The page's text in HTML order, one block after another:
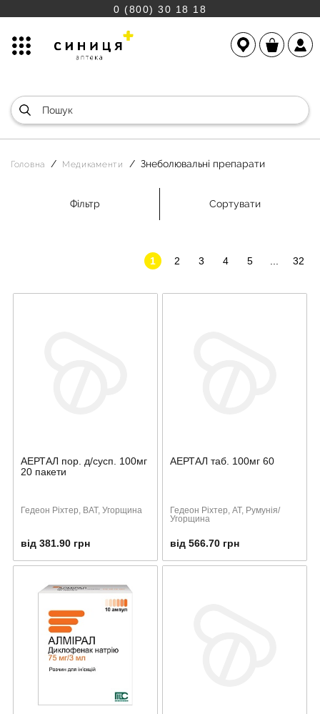
0 (800) 30 18 18
Головна Медикаменти Знеболювальні препарати
Фільтр Сортувати
1 2 3 4 5 32
АЕРТАЛ пор. д/сусп. 100мг
20 пакети
Гедеон Ріхтер, ВАТ, Угорщина
від 381.90 грн
АЕРТАЛ таб. 100мг 60
Гедеон Ріхтер, АТ, Румунія/
Угорщина
від 566.70 грн